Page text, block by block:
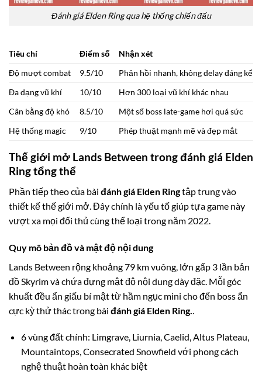
Đánh giá Elden Ring qua hệ thống chiến đấu
Tiêu chí Điểm số
Nhận xét
Độ mượt combat
9.5/10
Phản hồi nhanh, không delay đáng kể
Đa dạng vũ khí
10/10
Hơn 300 loại vũ khí khác nhau
Cân bằng độ khó
8.5/10
Một số boss late-game hơi quá sức
Hệ thống magic
9/10 Phép thuật mạnh mẽ và đẹp mắt
Thế giới mở Lands Between trong đánh giá Elden
Ring tổng thể
Phần tiếp theo của bài đánh giá Elden Ringtập trung vào
thiết kế thế giới mở. Đây chính là yếu tố giúp tựa game này
vượt xa mọi đối thủ cùng thể loại trong năm 2022.
Quy mô bản đồ và mật độ nội dung
Lands Between rộng khoảng 79 km vuông, lớn gấp 3 lần bản
đồ Skyrim và chứa đựng mật độ nội dung dày đặc. Mỗi góc
khuất đều ẩn giấu bí mật từ hầm ngục mini cho đến boss ẩn
cực kỳ thử thác trong bài đánh giá Elden Ring.
6 vùng đất chính: Limgrave, Liurnia, Caelid, Altus Plateau,
Mountaintops, Consecrated Snowfield với phong cách
nghệ thuật hoàn toàn khác biệt